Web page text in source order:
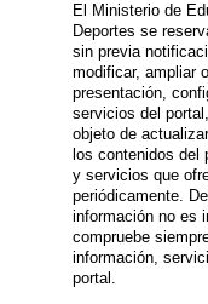
El Ministerio de
Deportes se
sin previa
modificar, ampliar
presentación,
servicios del
objeto de
los contenidos del
y servicios que
periódicamente.
información no es
compruebe
información,
portal.